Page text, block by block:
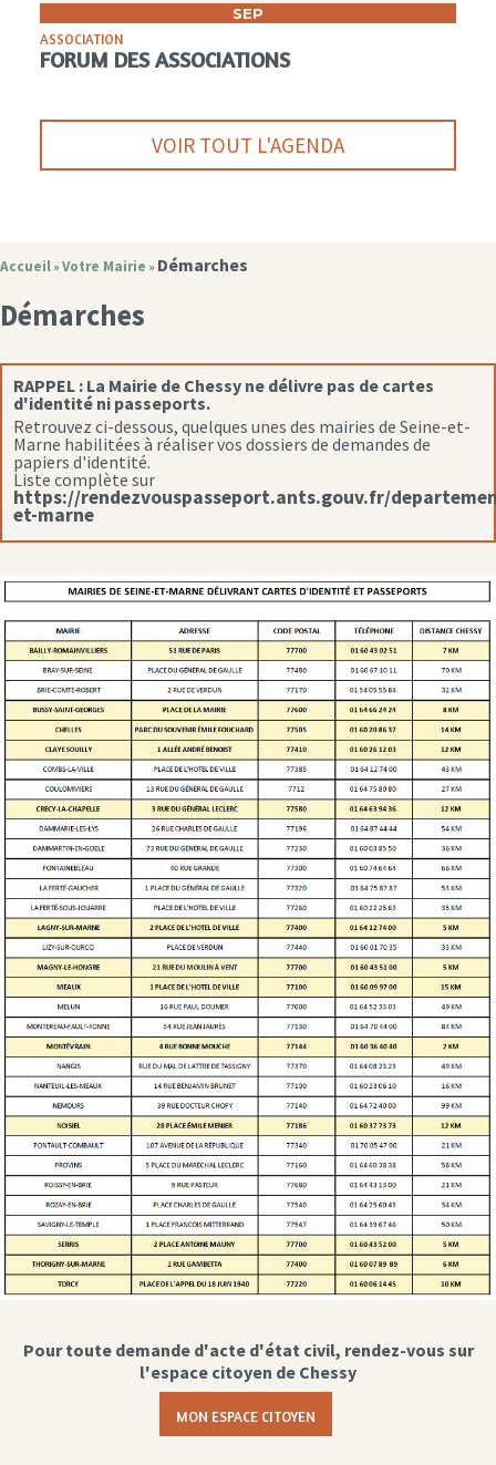
SEP
ASSOCIATION
FORUM DES ASSOCIATIONS
VOIR TOUT L'AGENDA
Accueil » Votre Mairie » Démarches
Démarches
RAPPEL : La Mairie de Chessy ne délivre pas de cartes
d'identité ni passeports.
Retrouvez ci-dessous, quelques unes des mairies de Seine-et-
Marne habilitées à réaliser vos dossiers de demandes de
papiers d'identité.
Liste complète sur
https://rendezvouspasseport.ants.gouv.fr/
et-marne
Pour toute demande d'acte d'état civil, rendez-vous sur
l'espace citoyen de Chessy
MON ESPACE CITOYEN